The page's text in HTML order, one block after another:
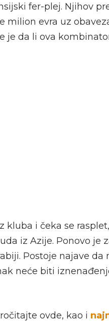
fer-plej. Njihov
evra uz
je da li ova
i čeka se
iz Azije. Ponovo je
Postoje najave da
neće biti
ovde, kao i